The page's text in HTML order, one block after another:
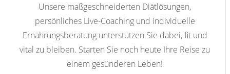
Unsere maßgeschneiderten Diätlösungen,
persönliches Live-Coaching und individuelle
Ernährungsberatung unterstützen Sie dabei, fit und
vital zu bleiben. Starten Sie noch heute Ihre Reise zu
einem gesünderen Leben!